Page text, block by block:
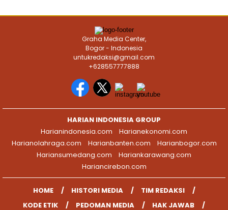
Graha Media Center,
Bogor - Indonesia
untukredaksi@gmail.com
+628557777888
HARIAN INDONESIA GROUP
Harianindonesia.com
Harianekonomi.com
Harianolahraga.com
Harianbanten.com
Harianbogor.com
Hariansumedang.com
Hariankarawang.com
Hariancirebon.com
HOME HISTORI MEDIA
TIM REDAKSI
KODE ETIK
PEDOMAN MEDIA
HAK JAWAB